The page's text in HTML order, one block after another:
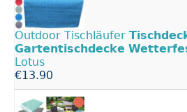
Outdoor Tischläufer
Gartentischdecke
Lotus
€13.90